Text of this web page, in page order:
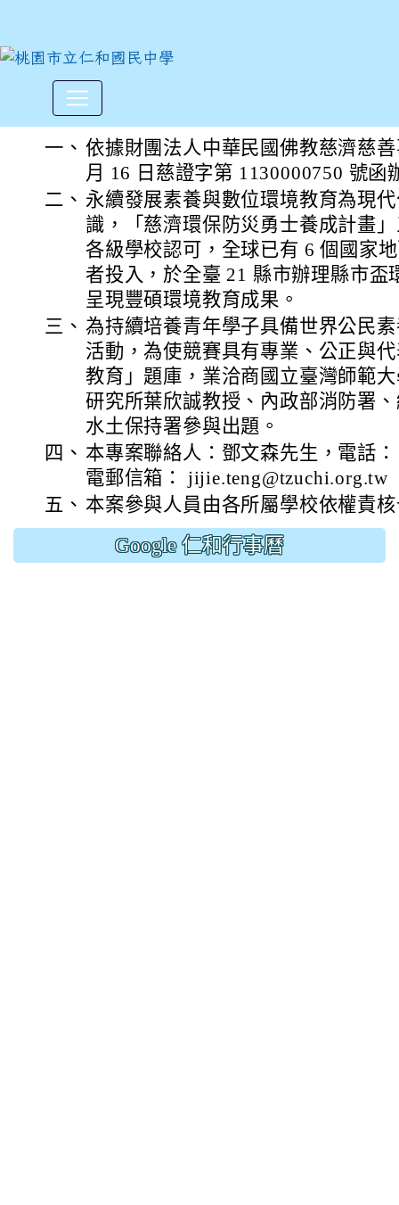
第四屆「慈濟x PaGamO【
一、 依據財團法人中華民國佛教慈濟慈
月 16 日慈證字第 1130000750 號函
二、 永續發展素養與數位環境教育為現
識，「慈濟環保防災勇士養成計畫
各級學校認可，全球已有 6 個國家
者投入，於全臺 21 縣市辦理縣市盃
呈現豐碩環境教育成果。
三、 為持續培養青年學子具備世界公民
活動，為使競賽具有專業、公正與
教育」題庫，業洽商國立臺灣師範
研究所葉欣誠教授、內政部消防署
水土保持署參與出題。
四、 本專案聯絡人：鄧文森先生，電話
電郵信箱： jijie.teng@tzuchi.org.tw
五、 本案參與人員由各所屬學校依權責
Google 仁和行事曆